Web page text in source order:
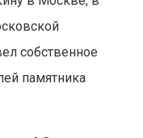
собственное
памятника